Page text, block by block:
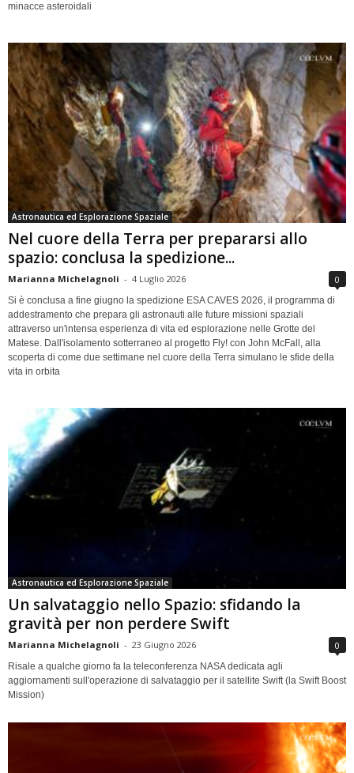
minacce asteroidali
Astronautica ed Esplorazione Spaziale
Nel cuore della Terra per prepararsi allo
spazio: conclusa la spedizione...
Marianna Michelagnoli - 4 Luglio 2026 0
Si è conclusa a fine giugno la spedizione ESA CAVES 2026, il programma di
addestramento che prepara gli astronauti alle future missioni spaziali
attraverso un'intensa esperienza di vita ed esplorazione nelle Grotte del
Matese. Dall'isolamento sotterraneo al progetto Fly! con John McFall, alla
scoperta di come due settimane nel cuore della Terra simulano le sfide della
vita in orbita
Astronautica ed Esplorazione Spaziale
Un salvataggio nello Spazio: sfidando la
gravità per non perdere Swift
Marianna Michelagnoli - 23 Giugno 2026 0
Risale a qualche giorno fa la teleconferenza NASA dedicata agli
aggiornamenti sull'operazione di salvataggio per il satellite Swift (la Swift Boost
Mission)